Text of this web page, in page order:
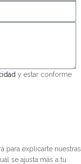
y estar conforme
para explicarte nuestras
se ajusta más a tu